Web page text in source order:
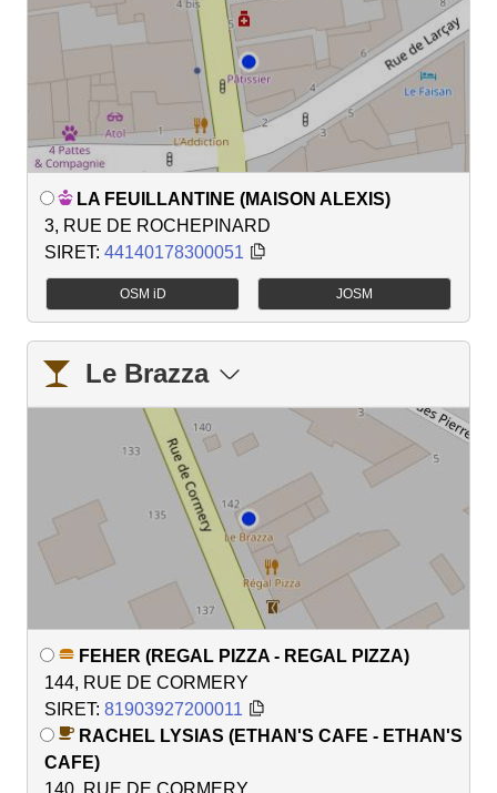
LA FEUILLANTINE (MAISON ALEXIS)
3, RUE DE ROCHEPINARD
SIRET: 44140178300051
OSM iD JOSM
Le Brazza
FEHER (REGAL PIZZA - REGAL PIZZA)
144, RUE DE CORMERY
SIRET: 81903927200011
RACHEL LYSIAS (ETHAN'S CAFE - ETHAN'S
CAFE)
140, RUE DE CORMERY